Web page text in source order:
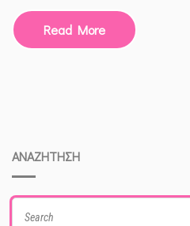
Read More
ΑΝΑΖΗΤΗΣΗ
Search
for: